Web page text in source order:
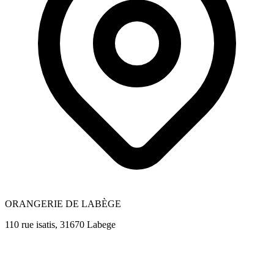
ORANGERIE DE LABÈGE
110 rue isatis, 31670 Labege